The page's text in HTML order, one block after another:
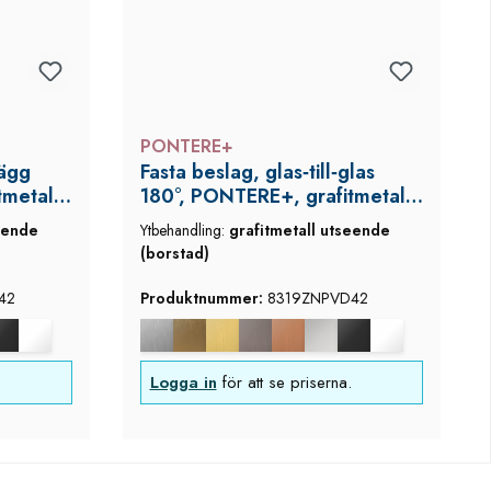
PONTERE+
Fasta beslag, glas‑till‑glas
180°, PONTERE+, grafitmetall
utseende (borstad)
Ytbehandling: grafitmetall utseende
(borstad)
Produktnummer: 8319ZNPVD42
Logga in för att se priserna.